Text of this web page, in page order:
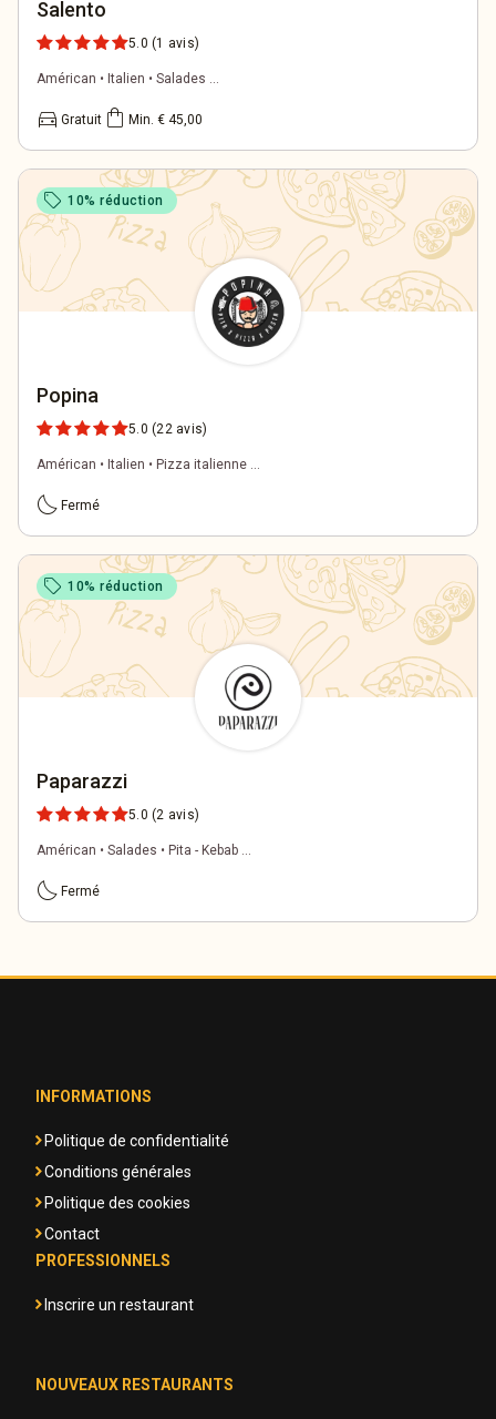
Salento
5.0 (1 avis)
Américan • Italien • Salades ...
directions_car Gratuit shopping_bag Min. € 45,00
sell 10% réduction
Popina
5.0 (22 avis)
Américan • Italien • Pizza italienne ...
bedtime Fermé
sell 10% réduction
Paparazzi
5.0 (2 avis)
Américan • Salades • Pita - Kebab ...
bedtime Fermé
INFORMATIONS
Politique de confidentialité
Conditions générales
Politique des cookies
Contact
PROFESSIONNELS
Inscrire un restaurant
NOUVEAUX RESTAURANTS